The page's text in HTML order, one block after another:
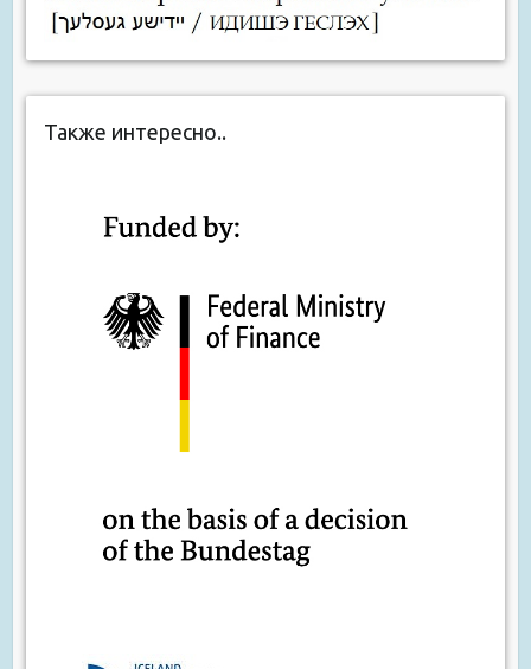
Также интересно..